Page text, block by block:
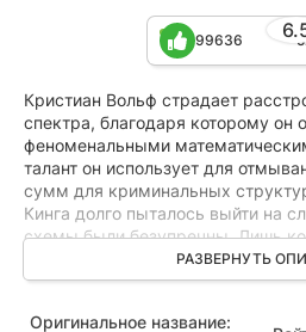
99636
Кристиан Вольф страдает
спектра, благодаря которому он
феноменальными
талант он использует для
сумм для криминальных
Кинга долго пыталось выйти на
схемы были безупречны. Лишь
FinCEN попадают его клиенты,
ниточку.
Рэй Кинг делает успешную
РАЗВЕРНУТЬ
Оригинальное название: